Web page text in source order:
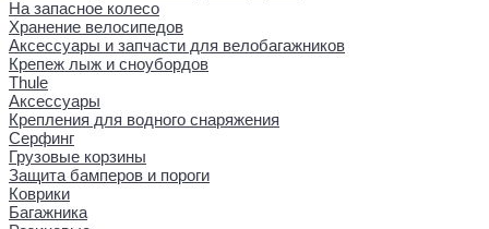
На запасное колесо
Хранение велосипедов
Аксессуары и запчасти для велобагажников
Крепеж лыж и сноубордов
Thule
Аксессуары
Крепления для водного снаряжения
Серфинг
Грузовые корзины
Защита бамперов и пороги
Коврики
Багажника